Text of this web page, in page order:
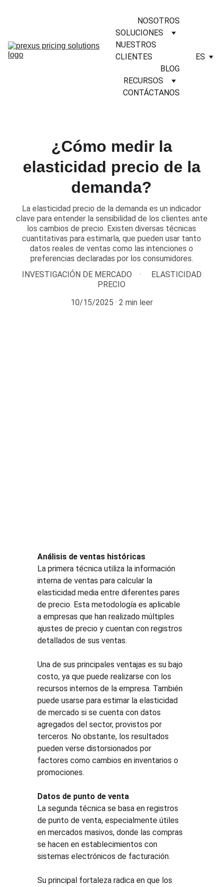
NOSOTROS
SOLUCIONES
NUESTROS
CLIENTES
BLOG
RECURSOS
CONTÁCTANOS
ES
¿Cómo medir la
elasticidad precio de la
demanda?
​La elasticidad precio de la demanda es un indicador
clave para entender la sensibilidad de los clientes ante
los cambios de precio. Existen diversas técnicas
cuantitativas para estimarla, que pueden usar tanto
datos reales de ventas como las intenciones o
preferencias declaradas por los consumidores.
INVESTIGACIÓN DE MERCADO
ELASTICIDAD
PRECIO
10/15/2025
2 min leer
Análisis de ventas históricas
La primera técnica utiliza la información
interna de ventas para calcular la
elasticidad media entre diferentes pares
de precio. Esta metodología es aplicable
a empresas que han realizado múltiples
ajustes de precio y cuentan con registros
detallados de sus ventas.
Una de sus principales ventajas es su bajo
costo, ya que puede realizarse con los
recursos internos de la empresa. También
puede usarse para estimar la elasticidad
de mercado si se cuenta con datos
agregados del sector, provistos por
terceros. No obstante, los resultados
pueden verse distorsionados por
factores como cambios en inventarios o
promociones.
Datos de punto de venta
La segunda técnica se basa en registros
de punto de venta, especialmente útiles
en mercados masivos, donde las compras
se hacen en establecimientos con
sistemas electrónicos de facturación.
Su principal fortaleza radica en que los